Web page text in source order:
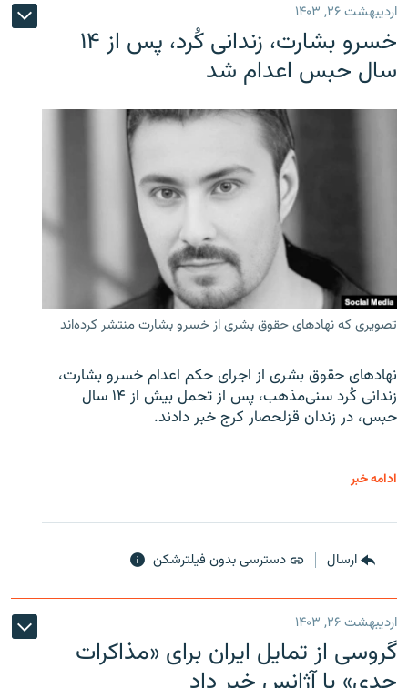
اردیبهشت ۲۶, ۱۴۰۳
خسرو بشارت، زندانی کُرد، پس از ۱۴
سال حبس اعدام شد
تصویری که نهادهای حقوق بشری از خسرو بشارت منتشر کرده‌اند
نهادهای حقوق بشری از اجرای حکم اعدام خسرو بشارت،
زندانی کُرد سنی‌مذهب، پس از تحمل بیش از ۱۴ سال
حبس، در زندان قزلحصار کرج خبر دادند.
ادامه خبر
ارسال دسترسی بدون فیلترشکن
اردیبهشت ۲۶, ۱۴۰۳
گروسی از تمایل ایران برای «مذاکرات